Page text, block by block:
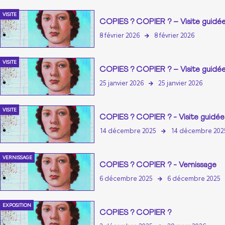
VISITE
COPIES ? COPIER ? – Visite
8 février 2026 8 février 2026
VISITE
COPIES ? COPIER ? – Visite
25 janvier 2026 25 janvier 2026
VISITE
COPIES ? COPIER ? - Visite guidée
14 décembre 2025 14 décembre
VERNISSAGE
COPIES ? COPIER ? - Vernissage
6 décembre 2025 6 décembre 2025
EXPOSITION
COPIES ? COPIER ?